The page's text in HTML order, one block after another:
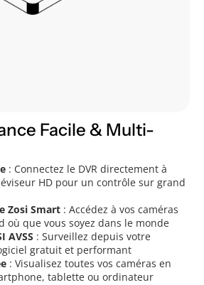
Facile & Multi-
: Connectez le DVR directement à
HD pour un contrôle sur grand
Zosi Smart : Accédez à vos caméras
où que vous soyez dans le monde
AVSS : Surveillez depuis votre
gratuit et performant
: Visualisez toutes vos caméras en
tablette ou ordinateur